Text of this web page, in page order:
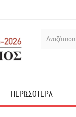
ΠΕΡΙΣΣΟΤΕΡΑ